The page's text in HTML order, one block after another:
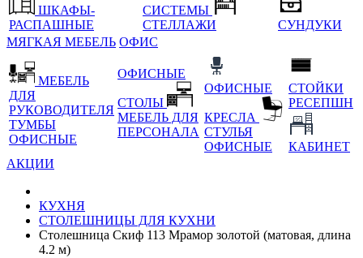
ШКАФЫ-
РАСПАШНЫЕ
СИСТЕМЫ
СТЕЛЛАЖИ
СУНДУКИ
МЯГКАЯ МЕБЕЛЬ ОФИС
МЕБЕЛЬ
ДЛЯ
РУКОВОДИТЕЛЯ
ТУМБЫ
ОФИСНЫЕ
ОФИСНЫЕ
СТОЛЫ
МЕБЕЛЬ ДЛЯ
ПЕРСОНАЛА
ОФИСНЫЕ
КРЕСЛА
СТУЛЬЯ
ОФИСНЫЕ
СТОЙКИ
РЕСЕПШН
КАБИНЕТ
АКЦИИ
КУХНЯ
СТОЛЕШНИЦЫ ДЛЯ КУХНИ
Столешница Скиф 113 Мрамор золотой (матовая, длина
4.2 м)